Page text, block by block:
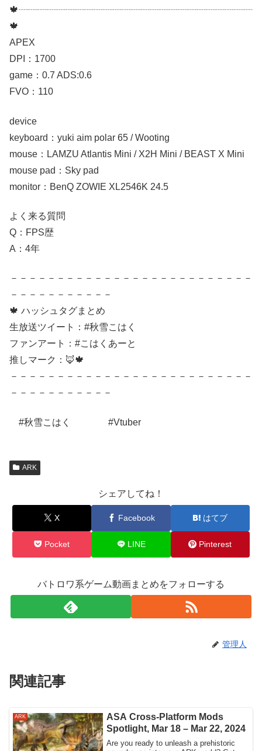
🍁┈┈┈┈┈┈┈┈┈┈┈┈┈┈┈┈┈┈┈┈┈┈┈┈┈
🍁
APEX
DPI：1700
game：0.7 ADS:0.6
FVO：110
device
keyboard：yuki aim polar 65 / Wooting
mouse：LAMZU Atlantis Mini / X2H Mini / BEAST X Mini
mouse pad：Sky pad
monitor：BenQ ZOWIE XL2546K 24.5
よく来る質問
Q：FPS歴
A：4年
－－－－－－－－－－－－－－－－－－－－－－－－－－
－－－－－－－－－－－
🍁 ハッシュタグまとめ
生放送ツイート：#秋雪こはく
ファンアート：#こはくあーと
推しマーク：🦊🍁
－－－－－－－－－－－－－－－－－－－－－－－－－－
－－－－－－－－－－－
#秋雪こはく #Vtuber
ARK
シェアしてね！
X Facebook はてブ
Pocket LINE Pinterest
バトロワ系ゲーム動画まとめをフォローする
管理人
関連記事
ARK
ASA Cross-Platform Mods
Spotlight, Mar 18 – Mar 22, 2024
Are you ready to unleash a prehistoric